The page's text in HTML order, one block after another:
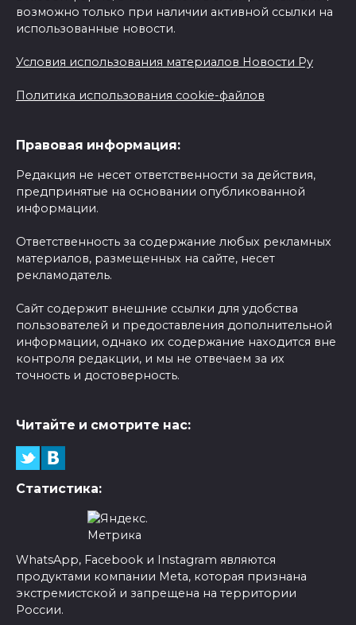
возможно только при наличии активной ссылки на
использованные новости.
Условия использования материалов Новости Ру
Политика использования cookie-файлов
Правовая информация:
Редакция не несет ответственности за действия,
предпринятые на основании опубликованной
информации.
Ответственность за содержание любых рекламных
материалов, размещенных на сайте, несет
рекламодатель.
Сайт содержит внешние ссылки для удобства
пользователей и предоставления дополнительной
информации, однако их содержание находится вне
контроля редакции, и мы не отвечаем за их
точность и достоверность.
Читайте и смотрите нас:
Статистика:
WhatsApp, Facebook и Instagram являются
продуктами компании Meta, которая признана
экстремистской и запрещена на территории
России.